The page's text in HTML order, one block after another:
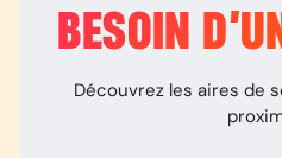
BESOIN D’
Découvrez les aires de